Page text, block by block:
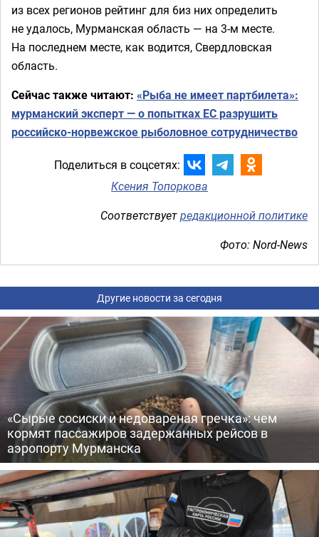
из всех регионов рейтинг для 6из них определить
не удалось, Мурманская область — на 3-м месте.
На последнем месте, как водится, Свердловская
область.
Сейчас также читают: «Рыба не имеет партбилета»:
мурманский эксперт — о попытках ЕС разрушить
российско-норвежское рыболовное сотрудничество
Поделиться в соцсетях:
Ксения Топоркова
Соответствуетредакционной политике
Фото: Nord-News
Другие новости за сегодня
«Сырые сосиски и недовареная гречка»: чем
кормят пассажиров задержанных рейсов в
аэропорту Мурманска